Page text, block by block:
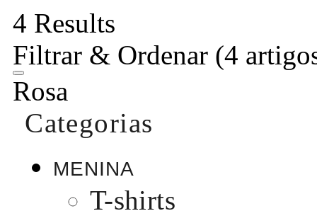
4 Results
Filtrar & Ordenar (4
Rosa
Categorias
MENINA
T-shirts